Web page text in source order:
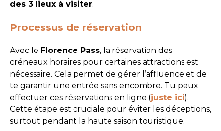
des 3 lieux à visiter.
Processus de réservation
Avec le Florence Pass, la réservation des
créneaux horaires pour certaines attractions est
nécessaire. Cela permet de gérer l’affluence et de
te garantir une entrée sans encombre. Tu peux
effectuer ces réservations en ligne (juste ici).
Cette étape est cruciale pour éviter les déceptions,
surtout pendant la haute saison touristique.